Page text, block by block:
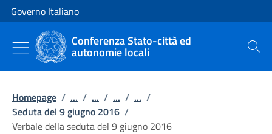
Vai al contenuto
Vai alla navigazione del sito
Governo Italiano
Conferenza Stato-città ed
autonomie locali Cerca
Homepage / ... / ... / ... / ... /
Seduta del 9 giugno 2016 /
Verbale della seduta del 9 giugno 2016